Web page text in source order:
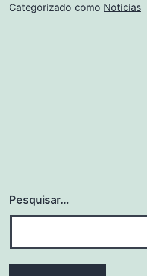
Categorizado como Noticias
Pesquisar…